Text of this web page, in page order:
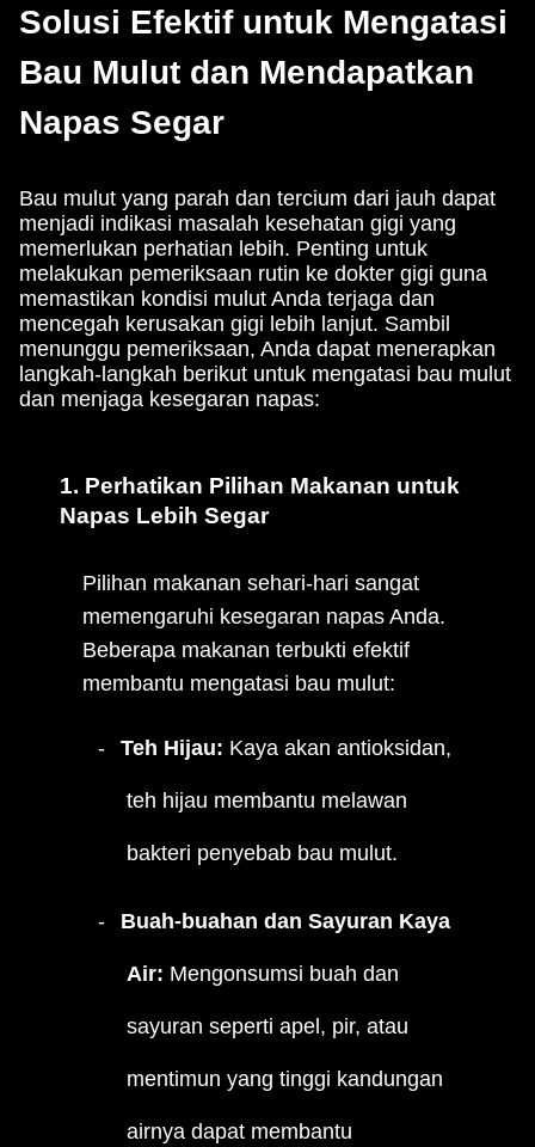
Solusi Efektif untuk Mengatasi
Bau Mulut dan Mendapatkan
Napas Segar
Bau mulut yang parah dan tercium dari jauh dapat
menjadi indikasi masalah kesehatan gigi yang
memerlukan perhatian lebih. Penting untuk
melakukan pemeriksaan rutin ke dokter gigi guna
memastikan kondisi mulut Anda terjaga dan
mencegah kerusakan gigi lebih lanjut. Sambil
menunggu pemeriksaan, Anda dapat menerapkan
langkah-langkah berikut untuk mengatasi bau mulut
dan menjaga kesegaran napas:
1. Perhatikan Pilihan Makanan untuk
Napas Lebih Segar
Pilihan makanan sehari-hari sangat
memengaruhi kesegaran napas Anda.
Beberapa makanan terbukti efektif
membantu mengatasi bau mulut:
Teh Hijau: Kaya akan antioksidan,
teh hijau membantu melawan
bakteri penyebab bau mulut.
Buah-buahan dan Sayuran Kaya
Air: Mengonsumsi buah dan
sayuran seperti apel, pir, atau
mentimun yang tinggi kandungan
airnya dapat membantu